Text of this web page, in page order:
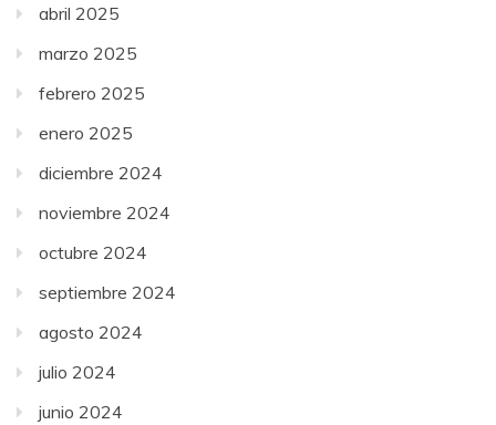
abril 2025
marzo 2025
febrero 2025
enero 2025
diciembre 2024
noviembre 2024
octubre 2024
septiembre 2024
agosto 2024
julio 2024
junio 2024